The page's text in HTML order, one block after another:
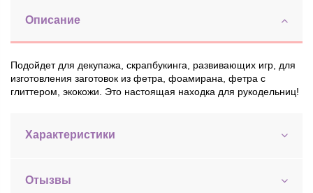
Описание
Подойдет для декупажа, скрапбукинга, развивающих игр, для
изготовления заготовок из фетра, фоамирана, фетра с
глиттером, экокожи. Это настоящая находка для рукодельниц!
Характеристики
Отызвы